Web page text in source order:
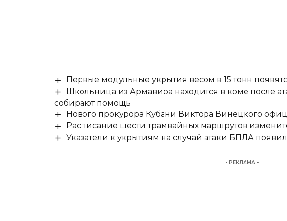
Первые модульные укрытия весом в 15 тонн
Школьница из Армавира находится в коме после
собирают помощь
Нового прокурора Кубани Виктора Винецкого
Расписание шести трамвайных маршрутов
Указатели к укрытиям на случай атаки БПЛА
- РЕКЛАМА -